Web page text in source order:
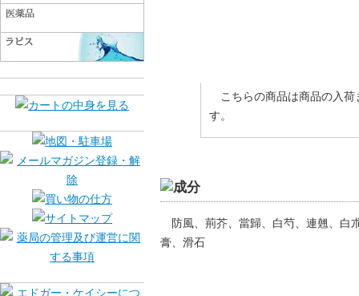
こちらの商品は商品の入
す。
防風、荊芥、當歸、白芍、連翹、白
膏、滑石